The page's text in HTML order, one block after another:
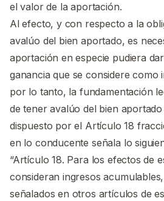
el valor de la aportación.
Al efecto, y con respecto a la
avalúo del bien aportado, es
aportación en especie pudiera
ganancia que se considere como
por lo tanto, la fundamentación
de tener avalúo del bien
dispuesto por el Artículo 18
en lo conducente señala lo
“Artículo 18. Para los efectos de
consideran ingresos
señalados en otros artículos de